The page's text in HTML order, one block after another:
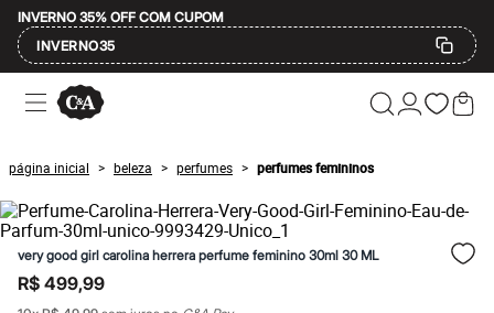
INVERNO 35% OFF COM CUPOM
INVERNO35
Ofertas
Compre por Departamento
Masculino
Infantil
Calçados
Mindse7
Plus Size
Até 20% off
Até 40% off
Até 60% off
página inicial > beleza > perfumes > perfumes femininos
very good girl carolina herrera perfume feminino 30ml 30 ML
R$ 499,99